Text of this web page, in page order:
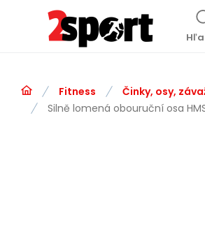
Fitness Činky, osy,
Silně lomená obouruční osa